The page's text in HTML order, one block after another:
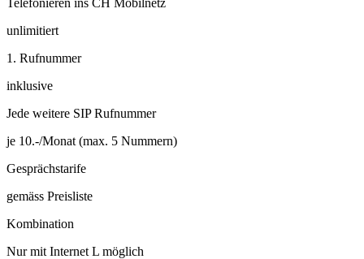
Telefonieren ins CH Mobilnetz
unlimitiert
1. Rufnummer
inklusive
Jede weitere SIP Rufnummer
je 10.-/Monat (max. 5 Nummern)
Gesprächstarife
gemäss Preisliste
Kombination
Nur mit Internet L möglich